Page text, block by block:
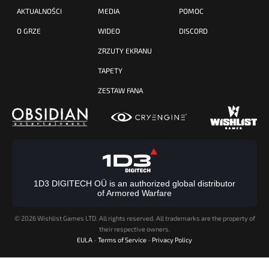
AKTUALNOŚCI
O GRZE
MEDIA
WIDEO
ZRZUTY EKRANU
TAPETY
ZESTAW FANA
POMOC
DISCORD
1D3 DIGITECH OÜ is an authorized global distributor
of Armored Warfare
© 2026 Wishlist Games LTD. All rights reserved. All trademarks are the property of
their respective owners.
EULA - Terms of Service - Privacy Policy